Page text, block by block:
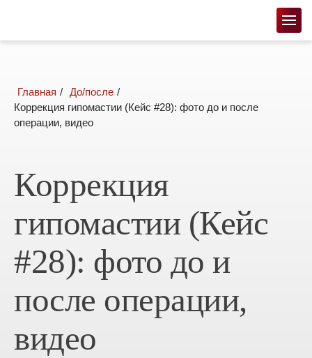
главная
до/после
Коррекция гипомастии (Кейс #28): фото до и после
операции, видео
Коррекция
гипомастии (Кейс
#28): фото до и
после операции,
видео